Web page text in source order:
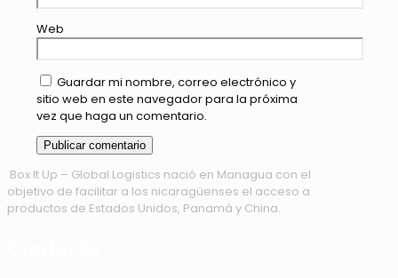
Web
Guardar mi nombre, correo electrónico y
sitio web en este navegador para la próxima
vez que haga un comentario.
Box It Up – Global Logistics nació en Managua con el
objetivo de facilitar a los nicaragüenses el acceso a
productos de Estados Unidos, Panamá y China.